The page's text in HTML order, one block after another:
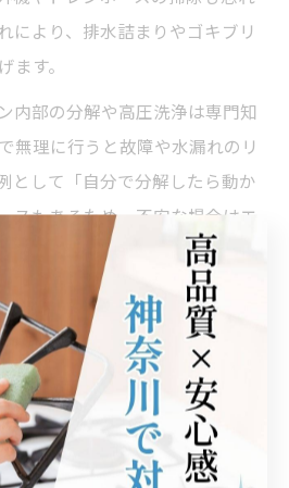
により、排水詰まりやゴキブリ
ます。
内部の分解や高圧洗浄は専門知
無理に行うと故障や水漏れのリ
として「自分で分解したら動か
スもあるため、不安な場合はエ
に依頼するのが安心です。
グで家族の健康をサポー
、家族全員の健康を守るうえで
ン内部に溜まったカビやホコリ
息、肌荒れの原因にもなりま